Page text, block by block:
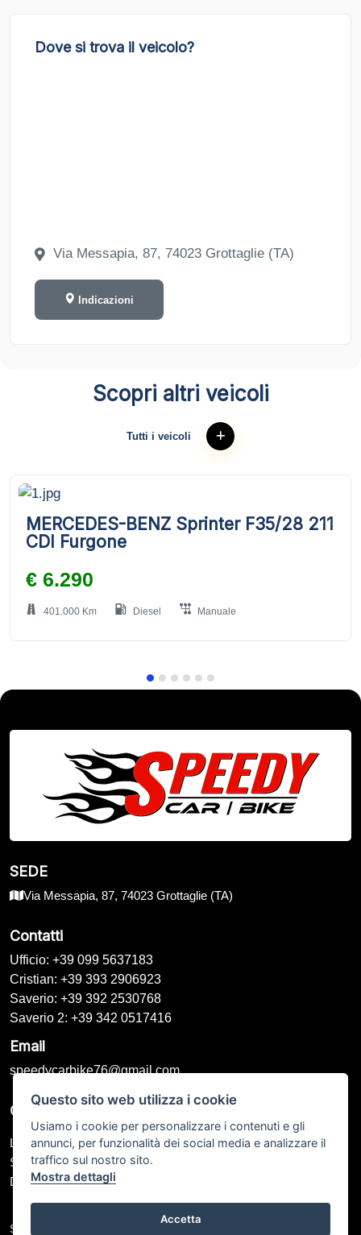
Questo sito web utilizza i cookie
Usiamo i cookie per personalizzare i contenuti e gli
annunci, per funzionalità dei social media e analizzare il
traffico sul nostro sito.
Mostra dettagli
Accetta
Dove si trova il veicolo?
Via Messapia, 87, 74023 Grottaglie (TA)
Indicazioni
Scopri altri veicoli
Tutti i veicoli
MERCEDES-BENZ Sprinter F35/28 211
CDI Furgone
€ 6.290
401.000 Km Diesel Manuale
SEDE
Via Messapia, 87, 74023 Grottaglie (TA)
Contatti
Ufficio: +39 099 5637183
Cristian: +39 393 2906923
Saverio: +39 392 2530768
Saverio 2: +39 342 0517416
Email
speedycarbike76@gmail.com
Orari di Apertura
Lunedì – Venerdì: 09:00 - 13:00 / 16:00 - 20:00
Sabato: 09:00 - 13:00 / Chiuso
Domenica: Chiuso
Speedy Car Bike di Galeone Saverio P.IVA: IT 02544360734